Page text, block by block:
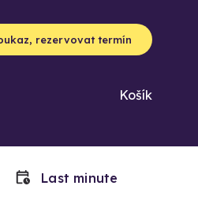
rezervovat termín
Košík
Last minute